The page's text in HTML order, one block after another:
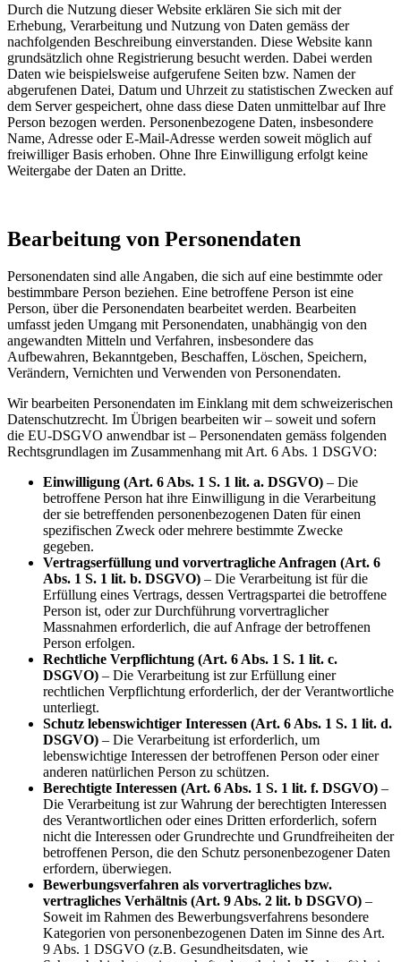
Durch die Nutzung dieser Website erklären Sie sich mit der
Erhebung, Verarbeitung und Nutzung von Daten gemäss der
nachfolgenden Beschreibung einverstanden. Diese Website kann
grundsätzlich ohne Registrierung besucht werden. Dabei werden
Daten wie beispielsweise aufgerufene Seiten bzw. Namen der
abgerufenen Datei, Datum und Uhrzeit zu statistischen Zwecken auf
dem Server gespeichert, ohne dass diese Daten unmittelbar auf Ihre
Person bezogen werden. Personenbezogene Daten, insbesondere
Name, Adresse oder E-Mail-Adresse werden soweit möglich auf
freiwilliger Basis erhoben. Ohne Ihre Einwilligung erfolgt keine
Weitergabe der Daten an Dritte.
Bearbeitung von Personendaten
Personendaten sind alle Angaben, die sich auf eine bestimmte oder
bestimmbare Person beziehen. Eine betroffene Person ist eine
Person, über die Personendaten bearbeitet werden. Bearbeiten
umfasst jeden Umgang mit Personendaten, unabhängig von den
angewandten Mitteln und Verfahren, insbesondere das
Aufbewahren, Bekanntgeben, Beschaffen, Löschen, Speichern,
Verändern, Vernichten und Verwenden von Personendaten.
Wir bearbeiten Personendaten im Einklang mit dem schweizerischen
Datenschutzrecht. Im Übrigen bearbeiten wir – soweit und sofern
die EU-DSGVO anwendbar ist – Personendaten gemäss folgenden
Rechtsgrundlagen im Zusammenhang mit Art. 6 Abs. 1 DSGVO:
Einwilligung (Art. 6 Abs. 1 S. 1 lit. a. DSGVO) – Die
betroffene Person hat ihre Einwilligung in die Verarbeitung
der sie betreffenden personenbezogenen Daten für einen
spezifischen Zweck oder mehrere bestimmte Zwecke
gegeben.
Vertragserfüllung und vorvertragliche Anfragen (Art. 6
Abs. 1 S. 1 lit. b. DSGVO) – Die Verarbeitung ist für die
Erfüllung eines Vertrags, dessen Vertragspartei die betroffene
Person ist, oder zur Durchführung vorvertraglicher
Massnahmen erforderlich, die auf Anfrage der betroffenen
Person erfolgen.
Rechtliche Verpflichtung (Art. 6 Abs. 1 S. 1 lit. c.
DSGVO) – Die Verarbeitung ist zur Erfüllung einer
rechtlichen Verpflichtung erforderlich, der der Verantwortliche
unterliegt.
Schutz lebenswichtiger Interessen (Art. 6 Abs. 1 S. 1 lit. d.
DSGVO) – Die Verarbeitung ist erforderlich, um
lebenswichtige Interessen der betroffenen Person oder einer
anderen natürlichen Person zu schützen.
Berechtigte Interessen (Art. 6 Abs. 1 S. 1 lit. f. DSGVO) –
Die Verarbeitung ist zur Wahrung der berechtigten Interessen
des Verantwortlichen oder eines Dritten erforderlich, sofern
nicht die Interessen oder Grundrechte und Grundfreiheiten der
betroffenen Person, die den Schutz personenbezogener Daten
erfordern, überwiegen.
Bewerbungsverfahren als vorvertragliches bzw.
vertragliches Verhältnis (Art. 9 Abs. 2 lit. b DSGVO) –
Soweit im Rahmen des Bewerbungsverfahrens besondere
Kategorien von personenbezogenen Daten im Sinne des Art.
9 Abs. 1 DSGVO (z.B. Gesundheitsdaten, wie